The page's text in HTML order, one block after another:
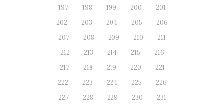
197
198 199 200
201
202
203 204 205
206
207
208 209 210
211
212
213 214 215
216
217
218 219 220
221
222
223 224 225
226
227
228 229 230
231